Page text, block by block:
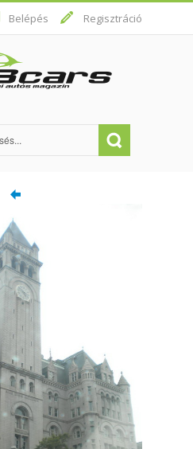
Belépés Regisztráció